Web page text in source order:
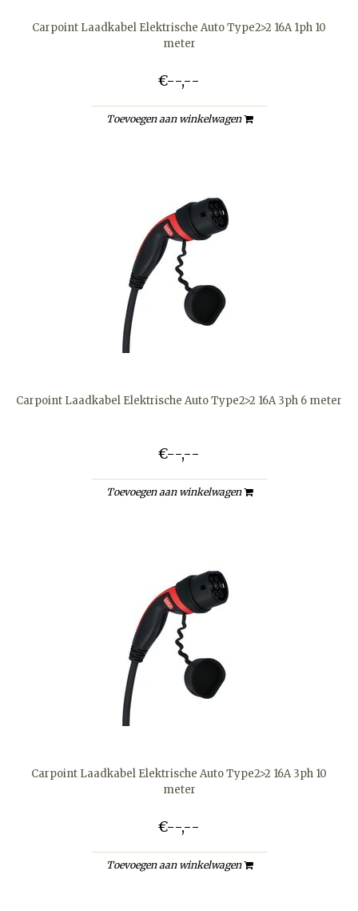
Carpoint Laadkabel Elektrische Auto Type2>2 16A 1ph 10
meter
€--,--
Toevoegen aan winkelwagen
Carpoint Laadkabel Elektrische Auto Type2>2 16A 3ph 6 meter
€--,--
Toevoegen aan winkelwagen
Carpoint Laadkabel Elektrische Auto Type2>2 16A 3ph 10
meter
€--,--
Toevoegen aan winkelwagen